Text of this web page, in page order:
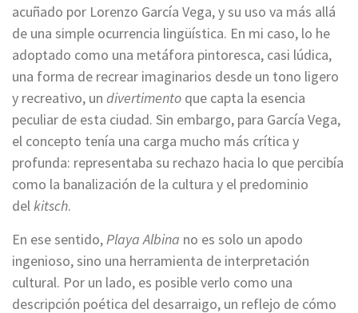
acuñado por Lorenzo García Vega, y su uso va más allá
de una simple ocurrencia lingüística. En mi caso, lo he
adoptado como una metáfora pintoresca, casi lúdica,
una forma de recrear imaginarios desde un tono ligero
y recreativo, un divertimento que capta la esencia
peculiar de esta ciudad. Sin embargo, para García Vega,
el concepto tenía una carga mucho más crítica y
profunda: representaba su rechazo hacia lo que percibía
como la banalización de la cultura y el predominio
delkitsch.
En ese sentido,Playa Albina no es solo un apodo
ingenioso, sino una herramienta de interpretación
cultural. Por un lado, es posible verlo como una
descripción poética del desarraigo, un reflejo de cómo